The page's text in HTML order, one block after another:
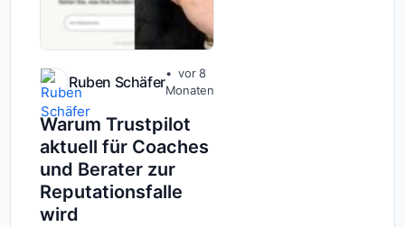
Ruben Schäfer
vor 8
Monaten
Warum Trustpilot
aktuell für Coaches
und Berater zur
Reputationsfalle
wird